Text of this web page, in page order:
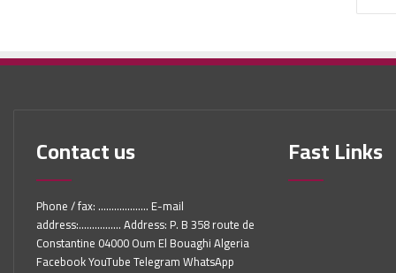
Contact us
Phone / fax: ................... E-mail
address:................ Address: P. B 358 route de
Constantine 04000 Oum El Bouaghi Algeria
Facebook YouTube Telegram WhatsApp
Fast Links